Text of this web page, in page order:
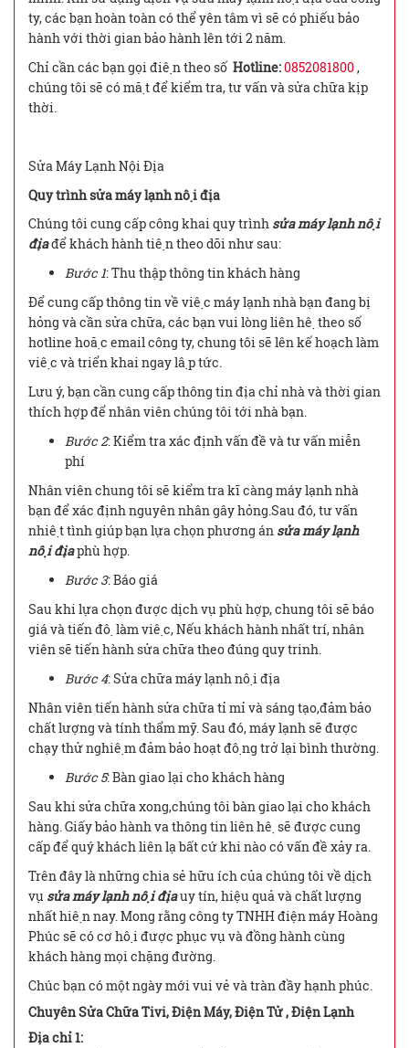
ty, các bạn hoàn toàn có thể yên tâm vì sẽ có phiếu bảo
hành với thời gian bảo hành lên tới 2 năm.
Chỉ cần các bạn gọi điện theo số Hotline:0852081800,
chúng tôi sẽ có mặt để kiểm tra, tư vấn và sửa chữa kịp
thời.
Sửa Máy Lạnh Nội Địa
Quy trình sửa máy lạnh nội địa
Chúng tôi cung cấp công khai quy trình sửa máy lạnh nội
địađể khách hành tiện theo dõi như sau:
Bước 1: Thu thập thông tin khách hàng
Để cung cấp thông tin về việc máy lạnh nhà bạn đang bị
hỏng và cần sửa chữa, các bạn vui lòng liên hệ theo số
hotline hoặc email công ty, chung tôi sẽ lên kế hoạch làm
việc và triển khai ngay lập tức.
Lưu ý, bạn cần cung cấp thông tin địa chỉ nhà và thời gian
thích hợp để nhân viên chúng tôi tới nhà bạn.
Bước 2: Kiểm tra xác định vấn đề và tư vấn miễn
phí
Nhân viên chung tôi sẽ kiểm tra kĩ càng máy lạnh nhà
bạn để xác định nguyên nhân gây hỏng.Sau đó, tư vấn
nhiệt tình giúp bạn lựa chọn phương án sửa máy lạnh
nội địaphù hợp.
Bước 3: Báo giá
Sau khi lựa chọn được dịch vụ phù hợp, chung tôi sẽ báo
giá và tiến độ làm việc, Nếu khách hành nhất trí, nhân
viên sẽ tiến hành sửa chữa theo đúng quy trinh.
Bước 4: Sửa chữa máy lạnh nội địa
Nhân viên tiến hành sửa chữa tỉ mỉ và sáng tạo,đảm bảo
chất lượng và tính thẩm mỹ. Sau đó, máy lạnh sẽ được
chạy thử nghiệm đảm bảo hoạt động trở lại bình thường.
Bước 5: Bàn giao lại cho khách hàng
Sau khi sửa chữa xong,chúng tôi bàn giao lại cho khách
hàng. Giấy bảo hành va thông tin liên hệ sẽ được cung
cấp để quý khách liên lạ bất cứ khi nào có vấn đề xảy ra.
Trên đây là những chia sẻ hữu ích của chúng tôi về dịch
vụ sửa máy lạnh nội địauy tín, hiệu quả và chất lượng
nhất hiện nay. Mong rằng công ty TNHH điện máy Hoàng
Phúc sẽ có cơ hội được phục vụ và đồng hành cùng
khách hàng mọi chặng đường.
Chúc bạn có một ngày mới vui vẻ và tràn đầy hạnh phúc.
Chuyên Sửa Chữa Tivi, Điện Máy, Điện Tử , Điện Lạnh
Địa chỉ 1: